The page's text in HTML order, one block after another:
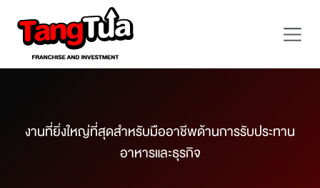
งานที่ยิ่งใหญ่ที่สุดสำหรับมืออาชีพด้านการรับประทาน
อาหารและธุรกิจ